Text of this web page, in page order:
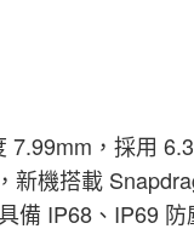
，採用
機搭載
IP68、IP69